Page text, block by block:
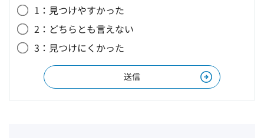
1：見つけやすかった
2：どちらとも言えない
3：見つけにくかった